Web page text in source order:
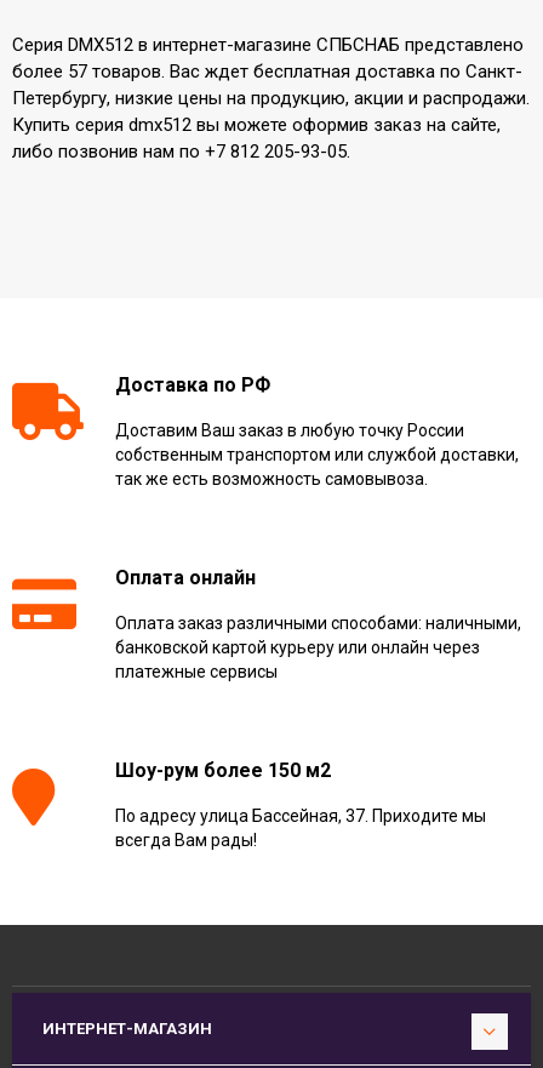
Серия DMX512 в интернет-магазине СПБСНАБ представлено
более 57 товаров. Вас ждет бесплатная доставка по Санкт-
Петербургу, низкие цены на продукцию, акции и распродажи.
Купить серия dmx512 вы можете оформив заказ на сайте,
либо позвонив нам по +7 812 205-93-05.
Доставка по РФ
Доставим Ваш заказ в любую точку России
собственным транспортом или службой доставки,
так же есть возможность самовывоза.
Оплата онлайн
Оплата заказ различными способами: наличными,
банковской картой курьеру или онлайн через
платежные сервисы
Шоу-рум более 150 м2
По адресу улица Бассейная, 37. Приходите мы
всегда Вам рады!
ИНТЕРНЕТ-МАГАЗИН